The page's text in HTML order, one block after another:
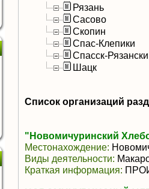
Рязань
Сасово
Скопин
Спас-Клепики
Спасск-
Шацк
Список организаций
"Новомичуринский
Местонахождение:
Виды деятельности:
Краткая информация: